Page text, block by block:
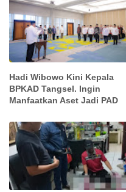
Hadi Wibowo Kini Kepala
BPKAD Tangsel. Ingin
Manfaatkan Aset Jadi PAD